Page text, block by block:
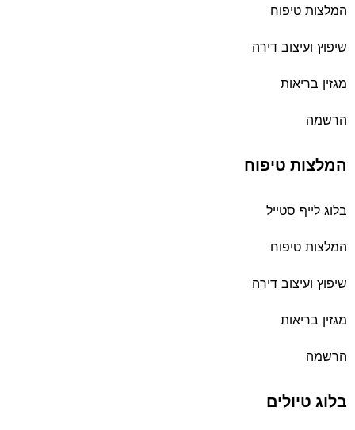
המלצות טיפוח
שיפוץ ועיצוב דירה
מגזין בריאות
הרשמה
המלצות טיפוח
בלוג לייף סטייל
המלצות טיפוח
שיפוץ ועיצוב דירה
מגזין בריאות
הרשמה
בלוג טיולים